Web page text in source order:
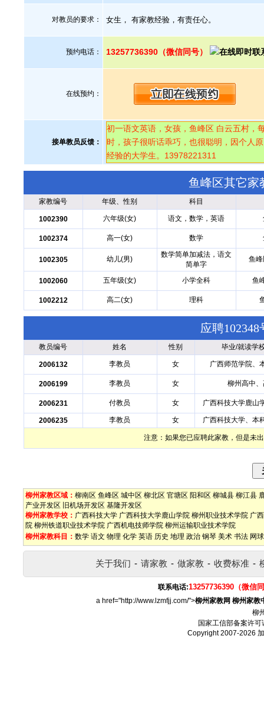
对教员的要求： 女生， 有家教经验，有责任心。
预约电话： 13257736390（微信同号）
在线预约：
接单教员反馈：
初一语文英语，女孩，鱼峰区 白云五村，
时，孩子很听话乖巧，也很聪明，因个人
经验的大学生。13978221311
鱼峰区其它家
家教编号 年级、性别 科目
1002390 六年级(女) 语文，数学，英语
1002374 高一(女) 数学
1002305 幼儿(男)
数学简单加减法，语文
简单字
鱼
1002060 五年级(女) 小学全科 鱼
1002212 高二(女) 理科
应聘
教员编号 姓名 性别 毕业/就读学
2006132 李教员 女 广西师范学院、
2006199 李教员 女 柳州高中
2006231 付教员 女 广西科技大学鹿山
2006235 李教员 女 广西科技大学、本
注意：如果您已应聘此家教，但是未
柳州家教区域： 柳南区 鱼峰区 城中区 柳北区 官塘区 阳和区 柳城县 柳江县
产业开发区
旧机场开发区 基隆开发区
柳州家教学校： 广西科技大学 广西科技大学鹿山学院 柳州职业技术学院 广
院 柳州铁道职业技术学院 广西机电技师学院 柳州运输职业技术学院
柳州家教科目： 数学 语文 物理 化学 英语 历史 地理 政治 钢琴 美术 书法 网球
关于我们 - 请家教 - 做家教 - 收费标准 -
联系电话:13257736390（微信
a href="http://www.lzmfjj.com/">柳州家教网 柳州家教
柳
国家工信部备案许可
Copyright 2007-2026